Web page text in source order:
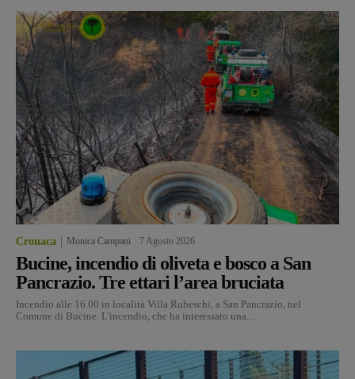
Cronaca Monica Campani 7 Agosto 2026
Bucine, incendio di oliveta e bosco a San
Pancrazio. Tre ettari l’area bruciata
Incendio alle 16.00 in località Villa Rubeschi, a San Pancrazio, nel
Comune di Bucine. L'incendio, che ha interessato una...